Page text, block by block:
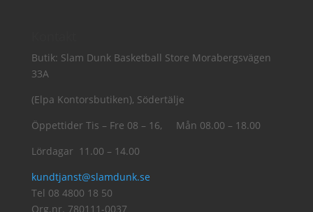
Butik: Slam Dunk Basketball Store Morabergsvägen
33A
(Elpa Kontorsbutiken), Södertälje
Öppettider Tis – Fre 08 – 16, Mån 08.00 – 18.00
Lördagar 11.00 – 14.00
kundtjanst@slamdunk.se
Tel 08 4800 18 50
Org.nr. 780111-0037